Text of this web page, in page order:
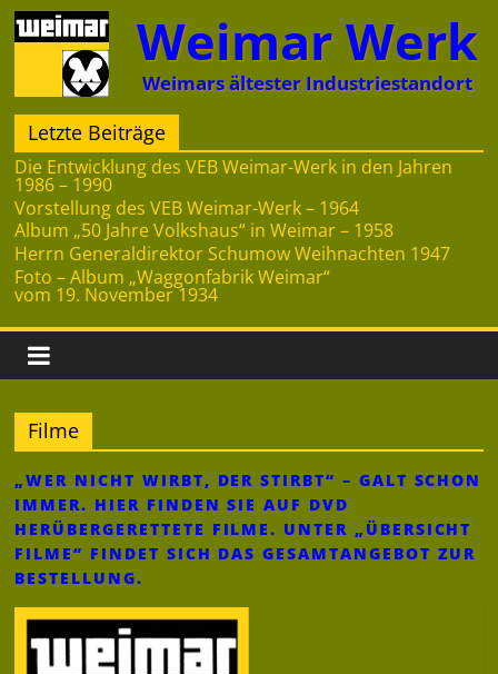
Zum
Inhalt
springen
Weimar Werk
Weimars ältester Industriestandort
Letzte Beiträge
Die Entwicklung des VEB Weimar-Werk in den Jahren
1986 – 1990
Vorstellung des VEB Weimar-Werk – 1964
Album „50 Jahre Volkshaus“ in Weimar – 1958
Herrn Generaldirektor Schumow Weihnachten 1947
Foto – Album „Waggonfabrik Weimar“
vom 19. November 1934
Filme
„WER NICHT WIRBT, DER STIRBT“ – GALT SCHON
IMMER. HIER FINDEN SIE AUF DVD
HERÜBERGERETTETE FILME. UNTER „ÜBERSICHT
FILME“ FINDET SICH DAS GESAMTANGEBOT ZUR
BESTELLUNG.